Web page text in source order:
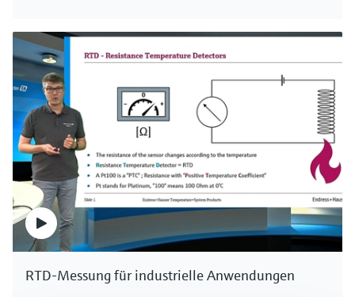
RTD-Messung für industrielle Anwendungen